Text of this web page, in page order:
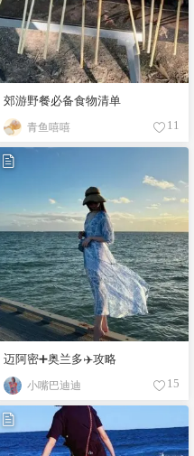
郊游野餐必备食物清单
青鱼嘻嘻 11
迈阿密➕奥兰多✈️攻略
小嘴巴迪迪 15